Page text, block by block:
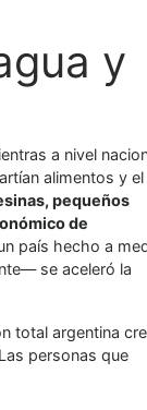
y
a nivel
alimentos y el
pequeños
de
país hecho a
se aceleró la
total argentina
personas que